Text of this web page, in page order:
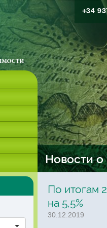
Новости
+34
По итогам
на 5,5%
30.12.2019